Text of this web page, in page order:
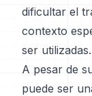
dificultar el
contexto
ser utilizadas.
A pesar de
puede ser